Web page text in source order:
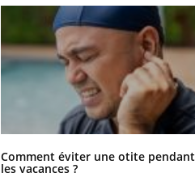
Comment éviter une otite pendant
les vacances ?